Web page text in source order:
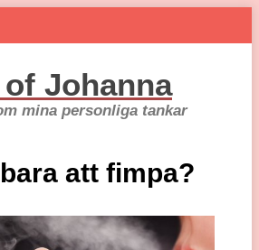
Johanna
mina personliga tankar
att fimpa?